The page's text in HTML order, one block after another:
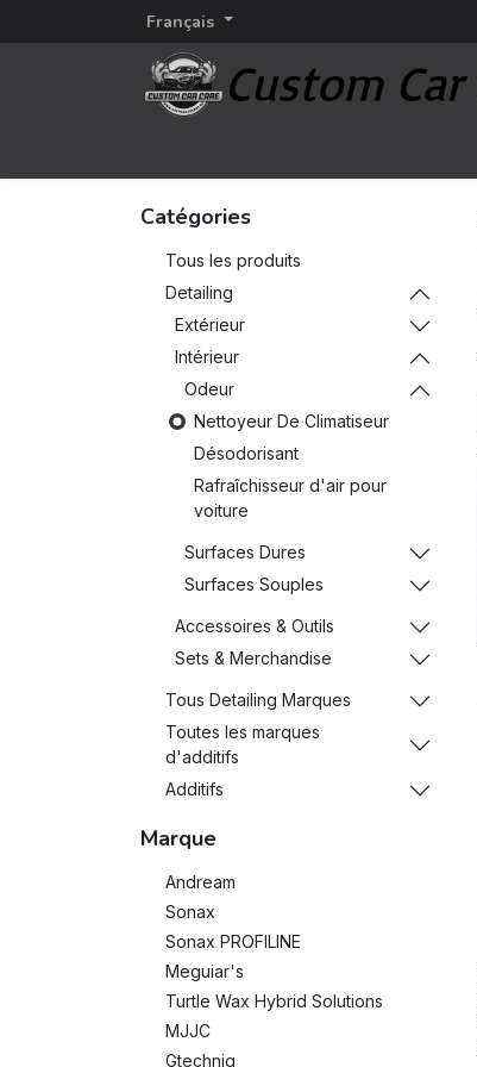
Français
Catégories
Tous les produits
Detailing
Extérieur
Intérieur
Odeur
Nettoyeur De Climatiseur
Désodorisant
Rafraîchisseur d'air pour
voiture
Surfaces Dures
Surfaces Souples
Accessoires & Outils
Sets & Merchandise
Tous Detailing Marques
Toutes les marques
d'additifs
Additifs
Marque
Andream
Sonax
Sonax PROFILINE
Meguiar's
Turtle Wax Hybrid Solutions
MJJC
Gtechniq